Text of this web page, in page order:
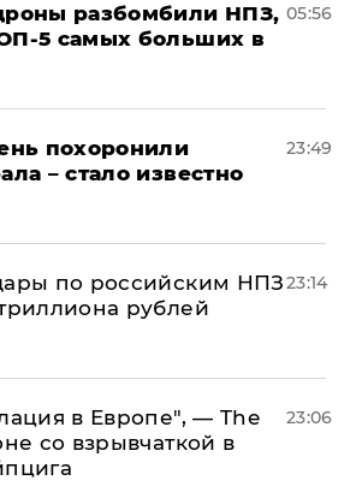
разбомбили НПЗ,
5 самых больших в
05:56
похоронили
– стало известно
23:49
по российским НПЗ
рублей
23:14
в Европе", — The
со взрывчаткой в
23:06